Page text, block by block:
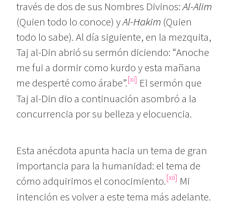
través de dos de sus Nombres Divinos:Al-Alim
(Quien todo lo conoce) yAl-Hakim (Quien
todo lo sabe). Al día siguiente, en la mezquita,
Taj al-Din abrió su sermón diciendo: “Anoche
me fui a dormir como kurdo y esta mañana
me desperté como árabe”.[xi] El sermón que
Taj al-Din dio a continuación asombró a la
concurrencia por su belleza y elocuencia.
Esta anécdota apunta hacia un tema de gran
importancia para la humanidad: el tema de
cómo adquirimos el conocimiento.[xii] Mi
intención es volver a este tema más adelante.